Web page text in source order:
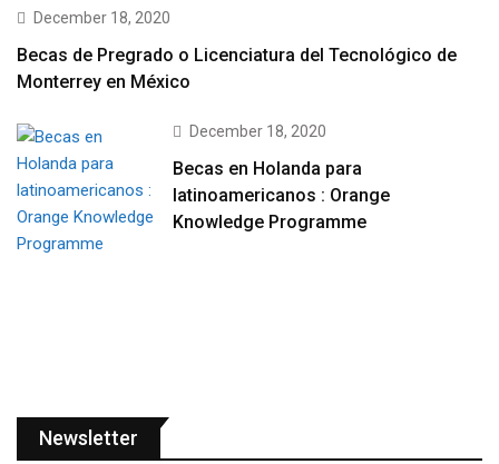
December 18, 2020
Becas de Pregrado o Licenciatura del Tecnológico de
Monterrey en México
December 18, 2020
Becas en Holanda para
latinoamericanos : Orange
Knowledge Programme
Newsletter